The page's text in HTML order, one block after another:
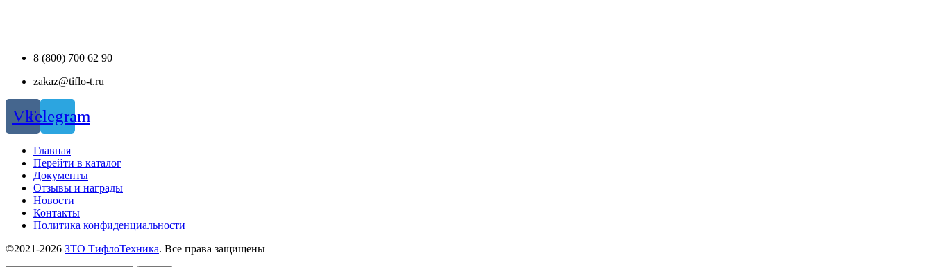
8 (800) 700 62 90
zakaz@tiflo-t.ru
VkTelegram
Главная
Перейти в каталог
Документы
Отзывы и награды
Новости
Контакты
Политика конфиденциальности
©2021-2026 ЗТО ТифлоТехника. Все права защищены